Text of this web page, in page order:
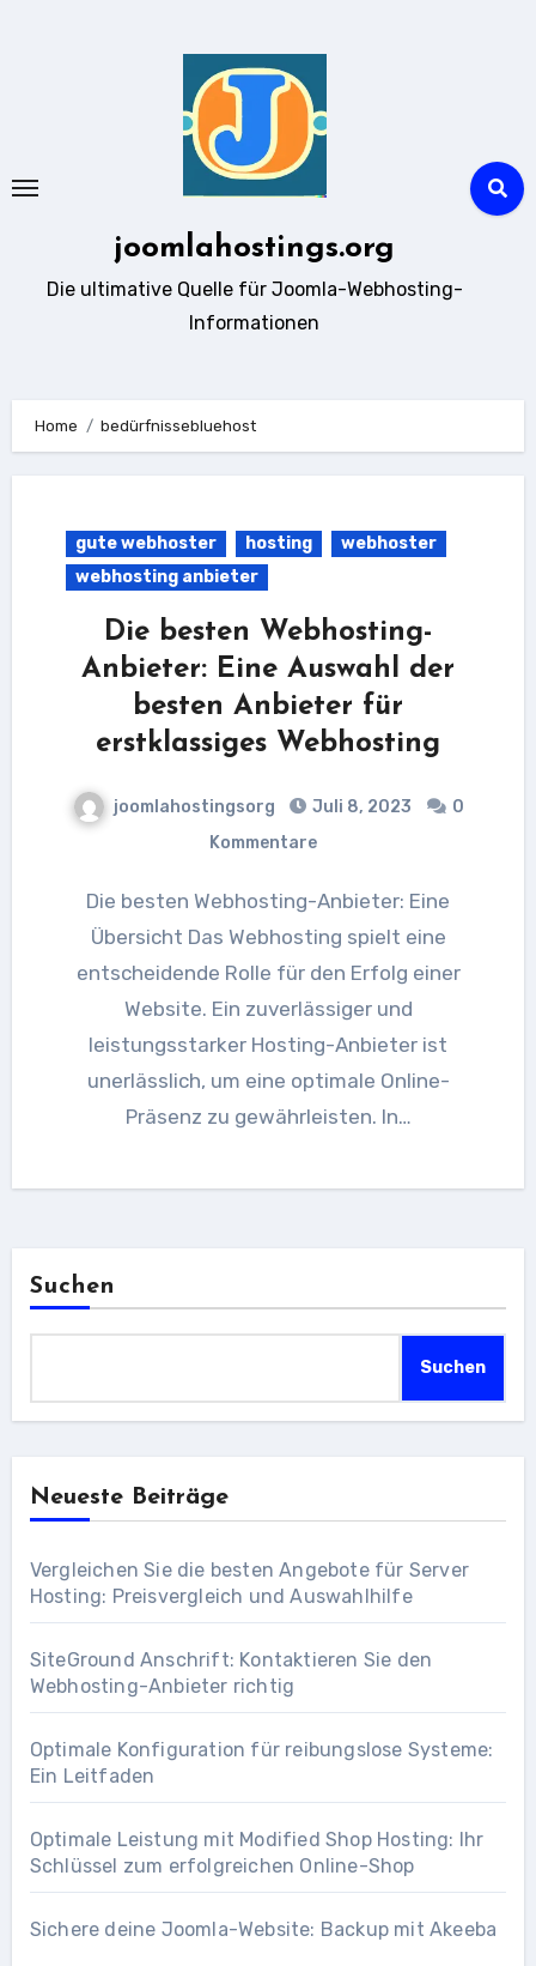
joomlahostings.org
Die ultimative Quelle für Joomla-Webhosting-
Informationen
Home bedürfnissebluehost
gute webhoster hosting
webhoster
webhosting anbieter
Die besten Webhosting-
Anbieter: Eine Auswahl der
besten Anbieter für
erstklassiges Webhosting
joomlahostingsorg Juli 8, 2023
0
Kommentare
Die besten Webhosting-Anbieter: Eine
Übersicht Das Webhosting spielt eine
entscheidende Rolle für den Erfolg einer
Website. Ein zuverlässiger und
leistungsstarker Hosting-Anbieter ist
unerlässlich, um eine optimale Online-
Präsenz zu gewährleisten. In…
Suchen
Suchen
Neueste Beiträge
Vergleichen Sie die besten Angebote für Server
Hosting: Preisvergleich und Auswahlhilfe
SiteGround Anschrift: Kontaktieren Sie den
Webhosting-Anbieter richtig
Optimale Konfiguration für reibungslose Systeme:
Ein Leitfaden
Optimale Leistung mit Modified Shop Hosting: Ihr
Schlüssel zum erfolgreichen Online-Shop
Sichere deine Joomla-Website: Backup mit Akeeba